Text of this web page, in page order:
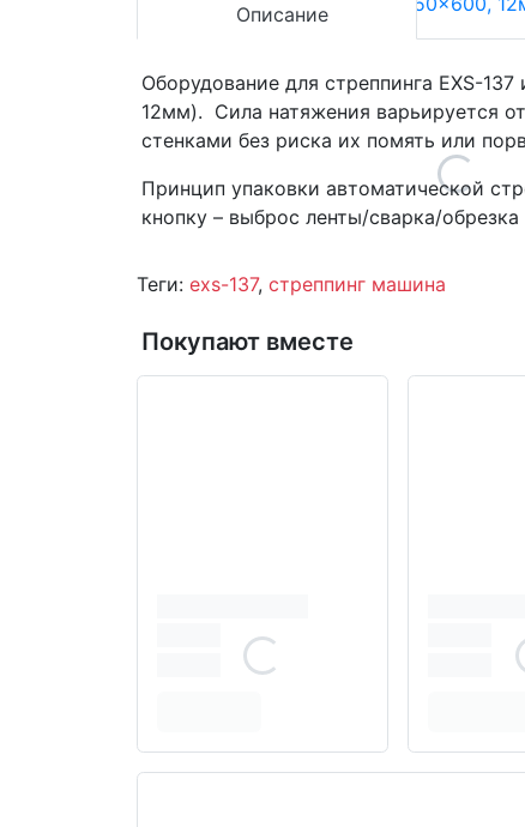
Описание
Оборудование для стреппинга EXS-
12мм). Сила натяжения варьируется
стенками без риска их помять или
Принцип упаковки автоматической
кнопку – выброс ленты/сварка/
Теги: exs-137, стреппинг машина
Покупают вместе